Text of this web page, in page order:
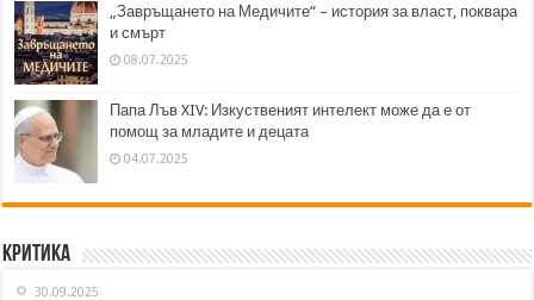
„Завръщането на Медичите“ – история за власт, поквара
и смърт
08.07.2025
Папа Лъв XIV: Изкуственият интелект може да е от
помощ за младите и децата
04.07.2025
Критика
30.09.2025